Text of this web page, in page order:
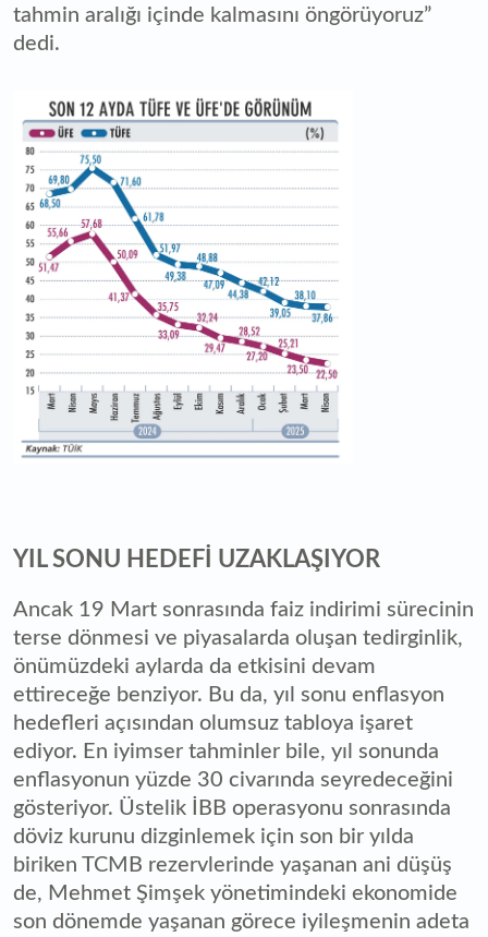
tahmin aralığı içinde kalmasını öngörüyoruz”
dedi.
YIL SONU HEDEFİ UZAKLAŞIYOR
Ancak 19 Mart sonrasında faiz indirimi sürecinin
terse dönmesi ve piyasalarda oluşan tedirginlik,
önümüzdeki aylarda da etkisini devam
ettireceğe benziyor. Bu da, yıl sonu enflasyon
hedefleri açısından olumsuz tabloya işaret
ediyor. En iyimser tahminler bile, yıl sonunda
enflasyonun yüzde 30 civarında seyredeceğini
gösteriyor. Üstelik İBB operasyonu sonrasında
döviz kurunu dizginlemek için son bir yılda
biriken TCMB rezervlerinde yaşanan ani düşüş
de, Mehmet Şimşek yönetimindeki ekonomide
son dönemde yaşanan görece iyileşmenin adeta